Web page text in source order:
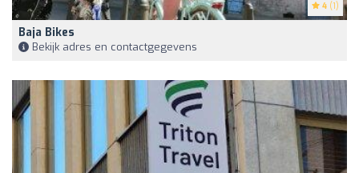
4 (1)
Baja Bikes
Bekijk adres en contactgegevens